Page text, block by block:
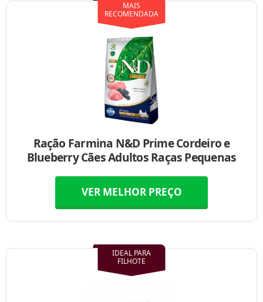
MAIS
RECOMENDADA
Ração Farmina N&D Prime Cordeiro e
Blueberry Cães Adultos Raças Pequenas
VER MELHOR PREÇO
IDEAL PARA
FILHOTE